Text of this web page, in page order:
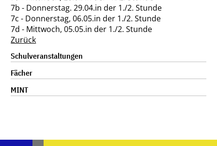
7b - Donnerstag. 29.04.in der 1./2. Stunde
7c - Donnerstag, 06.05.in der 1./2. Stunde
7d - Mittwoch, 05.05.in der 1./2. Stunde
Zurück
Navigation
überspringen
Schulveranstaltungen
Fächer
MINT